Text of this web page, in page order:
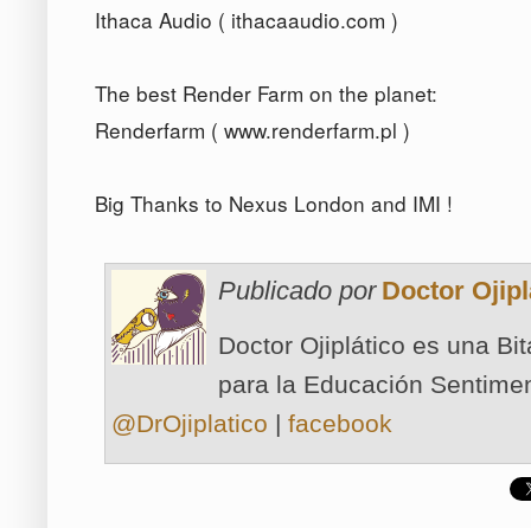
Ithaca Audio ( ithacaaudio.com )
The best Render Farm on the planet:
Renderfarm ( www.renderfarm.pl )
Big Thanks to Nexus London and IMI !
Publicado por Doctor
Doctor Ojiplático es una
para la Educación
@DrOjiplatico | facebook